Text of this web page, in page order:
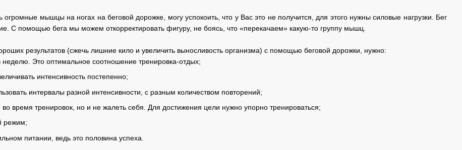
огромные мышцы на ногах на беговой дорожке, могу успокоить, что у Вас это не получится, для этого нужны силовые нагрузки. Бег
С помощью бега мы можем откорректировать фигуру, не боясь, что «перекачаем» какую-то группу мышц.
результатов (сжечь лишние кило и увеличить выносливость организма) с помощью беговой дорожки, нужно:
неделю. Это оптимальное соотношение тренировка-отдых;
интенсивность постепенно;
интервалы разной интенсивности, с разным количеством повторений;
во время тренировок, но и не жалеть себя. Для достижения цели нужно упорно тренироваться;
режим;
питании, ведь это половина успеха.